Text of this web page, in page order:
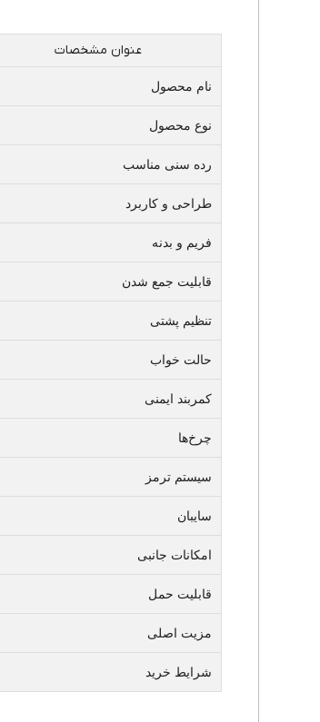
عنوان مشخصات
نام محصول
نوع محصول
رده سنی مناسب
طراحی و کاربرد
فریم و بدنه
قابلیت جمع شدن
تنظیم پشتی
حالت خواب
کمربند ایمنی
چرخ‌ها
سیستم ترمز
سایبان
امکانات جانبی
قابلیت حمل
مزیت اصلی
شرایط خرید